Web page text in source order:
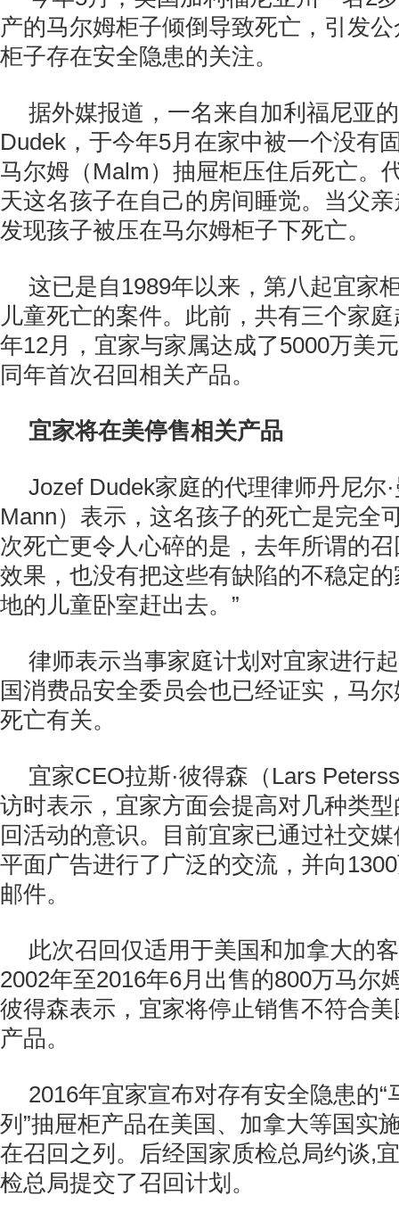
产的马尔姆柜子倾倒导致死亡，引发
柜子存在安全隐患的关注。
据外媒报道，一名来自加利福尼亚
Dudek，于今年5月在家中被一个没有
马尔姆（Malm）抽屉柜压住后死亡。
天这名孩子在自己的房间睡觉。当父
发现孩子被压在马尔姆柜子下死亡。
这已是自1989年以来，第八起宜家
儿童死亡的案件。此前，共有三个家
年12月，宜家与家属达成了5000万美
同年首次召回相关产品。
宜家将在美停售相关产品
Jozef Dudek家庭的代理律师丹尼尔
Mann）表示，这名孩子的死亡是完全
次死亡更令人心碎的是，去年所谓的
效果，也没有把这些有缺陷的不稳定
地的儿童卧室赶出去。”
律师表示当事家庭计划对宜家进行
国消费品安全委员会也已经证实，马
死亡有关。
宜家CEO拉斯·彼得森（Lars
访时表示，宜家方面会提高对几种类
回活动的意识。目前宜家已通过社交
平面广告进行了广泛的交流，并向
邮件。
此次召回仅适用于美国和加拿大的
2002年至2016年6月出售的800万马尔
彼得森表示，宜家将停止销售不符合
产品。
2016年宜家宣布对存有安全隐患的“
列”抽屉柜产品在美国、加拿大等国实
在召回之列。后经国家质检总局约谈,
检总局提交了召回计划。